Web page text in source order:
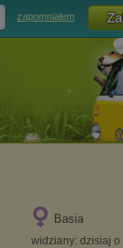
zapomniałem
Basia
widziany: dzisiaj o